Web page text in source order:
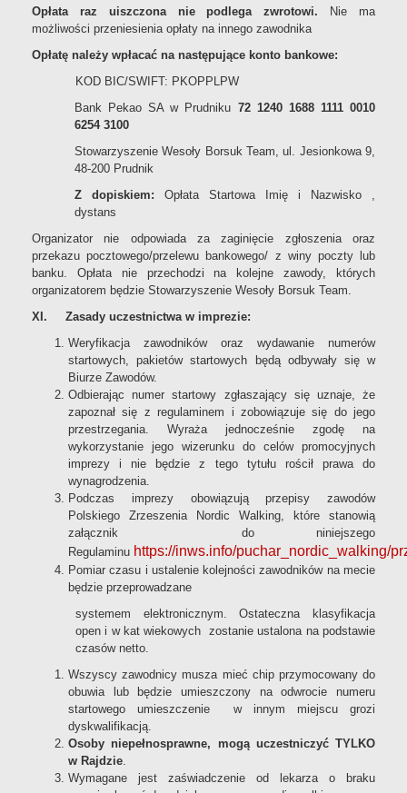
Opłata raz uiszczona nie podlega zwrotowi. Nie ma
możliwości przeniesienia opłaty na innego zawodnika
Opłatę należy wpłacać na następujące konto bankowe:
KOD BIC/SWIFT: PKOPPLPW
Bank Pekao SA w Prudniku 72 1240 1688 1111 0010
6254 3100
Stowarzyszenie Wesoły Borsuk Team, ul. Jesionkowa 9,
48-200 Prudnik
Z dopiskiem: Opłata Startowa Imię i Nazwisko ,
dystans
Organizator nie odpowiada za zaginięcie zgłoszenia oraz
przekazu pocztowego/przelewu bankowego/ z winy poczty lub
banku. Opłata nie przechodzi na kolejne zawody, których
organizatorem będzie Stowarzyszenie Wesoły Borsuk Team.
XI. Zasady uczestnictwa w imprezie:
Weryfikacja zawodników oraz wydawanie numerów
startowych, pakietów startowych będą odbywały się w
Biurze Zawodów.
Odbierając numer startowy zgłaszający się uznaje, że
zapoznał się z regulaminem i zobowiązuje się do jego
przestrzegania. Wyraża jednocześnie zgodę na
wykorzystanie jego wizerunku do celów promocyjnych
imprezy i nie będzie z tego tytułu rościł prawa do
wynagrodzenia.
Podczas imprezy obowiązują przepisy zawodów
Polskiego Zrzeszenia Nordic Walking, które stanowią
załącznik do niniejszego
Regulaminu https://inws.info/puchar_nordic_walking/
Pomiar czasu i ustalenie kolejności zawodników na mecie
będzie przeprowadzane
systemem elektronicznym. Ostateczna klasyfikacja
open i w kat wiekowych zostanie ustalona na podstawie
czasów netto.
Wszyscy zawodnicy musza mieć chip przymocowany do
obuwia lub będzie umieszczony na odwrocie numeru
startowego umieszczenie w innym miejscu grozi
dyskwalifikacją.
Osoby niepełnosprawne, mogą uczestniczyć TYLKO
w Rajdzie
Wymagane jest zaświadczenie od lekarza o braku